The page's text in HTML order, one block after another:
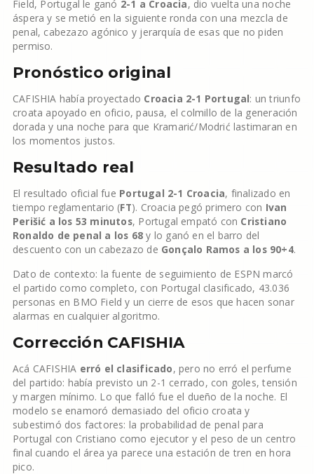
Field, Portugal le ganó 2-1 a Croacia, dio vuelta una noche
áspera y se metió en la siguiente ronda con una mezcla de
penal, cabezazo agónico y jerarquía de esas que no piden
permiso.
Pronóstico original
CAFISHIA había proyectado Croacia 2-1 Portugal: un triunfo
croata apoyado en oficio, pausa, el colmillo de la generación
dorada y una noche para que Kramarić/Modrić lastimaran en
los momentos justos.
Resultado real
El resultado oficial fue Portugal 2-1 Croacia, finalizado en
tiempo reglamentario (FT). Croacia pegó primero con Ivan
Perišić a los 53 minutos, Portugal empató con Cristiano
Ronaldo de penal a los 68 y lo ganó en el barro del
descuento con un cabezazo de Gonçalo Ramos a los 90+4.
Dato de contexto: la fuente de seguimiento de ESPN marcó
el partido como completo, con Portugal clasificado, 43.036
personas en BMO Field y un cierre de esos que hacen sonar
alarmas en cualquier algoritmo.
Corrección CAFISHIA
Acá CAFISHIA erró el clasificado, pero no erró el perfume
del partido: había previsto un 2-1 cerrado, con goles, tensión
y margen mínimo. Lo que falló fue el dueño de la noche. El
modelo se enamoró demasiado del oficio croata y
subestimó dos factores: la probabilidad de penal para
Portugal con Cristiano como ejecutor y el peso de un centro
final cuando el área ya parece una estación de tren en hora
pico.